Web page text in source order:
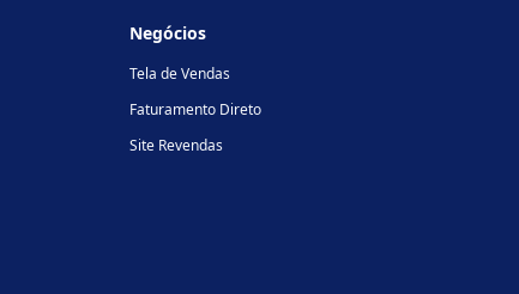
Negócios
Tela de Vendas
Faturamento Direto
Site Revendas